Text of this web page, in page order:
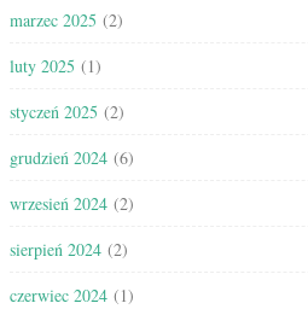
marzec 2025 (2)
luty 2025 (1)
styczeń 2025 (2)
grudzień 2024 (6)
wrzesień 2024 (2)
sierpień 2024 (2)
czerwiec 2024 (1)